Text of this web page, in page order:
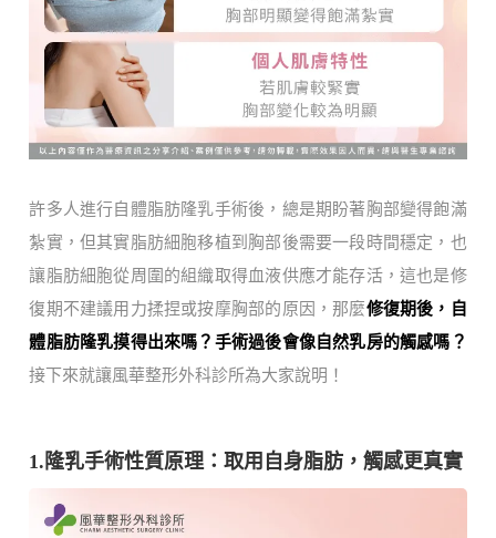
許多人進行自體脂肪隆乳手術後，總是期盼著胸部變得飽滿
紮實，但其實脂肪細胞移植到胸部後需要一段時間穩定，也
讓脂肪細胞從周圍的組織取得血液供應才能存活，這也是修
復期不建議用力揉捏或按摩胸部的原因，那麼修復期後，自
體脂肪隆乳摸得出來嗎？手術過後會像自然乳房的觸感嗎？
接下來就讓風華整形外科診所為大家說明！
1.隆乳手術性質原理：取用自身脂肪，觸感更真實